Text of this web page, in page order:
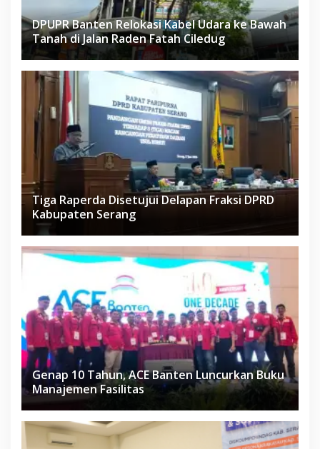
DPUPR Banten Relokasi Kabel Udara ke Bawah
Tanah di Jalan Raden Fatah Ciledug
Tiga Raperda Disetujui Delapan Fraksi DPRD
Kabupaten Serang
Genap 10 Tahun, ACE Banten Luncurkan Buku
Manajemen Fasilitas